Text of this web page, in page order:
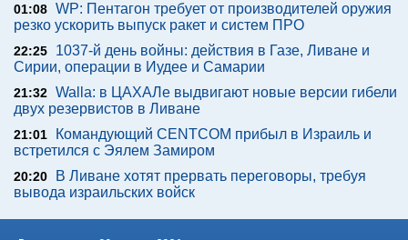
01:08 WP: Пентагон требует от производителей оружия
резко ускорить выпуск ракет и систем ПРО
22:25
1037-й день войны: действия в Газе, Ливане и
Сирии, операции в Иудее и Самарии
21:32 Walla: в ЦАХАЛе выдвигают новые версии гибели
двух резервистов в Ливане
21:01
Командующий CENTCOM прибыл в Израиль и
встретился с Эялем Замиром
20:20
В Ливане хотят прервать переговоры, требуя
вывода израильских войск